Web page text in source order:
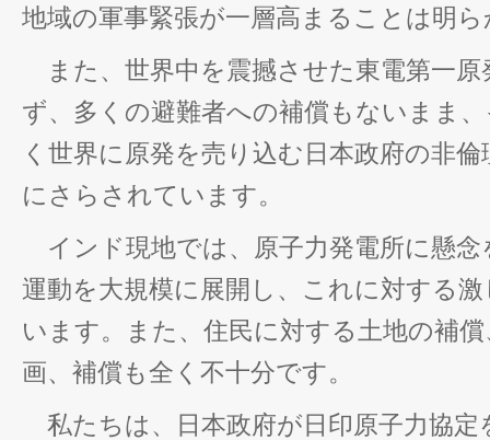
地域の軍事緊張が一層高まることは明
また、世界中を震撼させた東電第一原
ず、多くの避難者への補償もないまま
く世界に原発を売り込む日本政府の非
にさらされています。
インド現地では、原子力発電所に懸念
運動を大規模に展開し、これに対する
います。また、住民に対する土地の補
画、補償も全く不十分です。
私たちは、日本政府が日印原子力協定